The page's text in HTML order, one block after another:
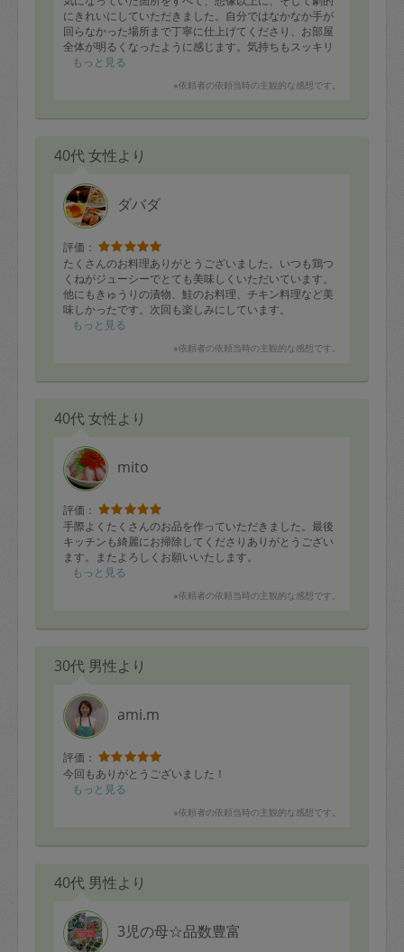
にきれいにしていただきました。自分ではなかなか手が
回らなかった場所まで丁寧に仕上げてくださり、お部屋
全体が明るくなったように感じます。気持ちもスッキリ
しました。お仕事もとても丁寧で、安心してお任せでき
もっと見る
※依頼者の依頼当時の主観的な感想です。
40代 女性より
ダバダ
評価：
たくさんのお料理ありがとうございました。いつも鶏つ
くねがジューシーでとても美味しくいただいています。
他にもきゅうりの漬物、鮭のお料理、チキン料理など美
味しかったです。次回も楽しみにしています。
もっと見る
※依頼者の依頼当時の主観的な感想です。
40代 女性より
mito
評価：
手際よくたくさんのお品を作っていただきました。最後
キッチンも綺麗にお掃除してくださりありがとうござい
ます。またよろしくお願いいたします。
もっと見る
※依頼者の依頼当時の主観的な感想です。
30代 男性より
ami.m
評価：
今回もありがとうございました！
もっと見る
※依頼者の依頼当時の主観的な感想です。
40代 男性より
3児の母☆品数豊富